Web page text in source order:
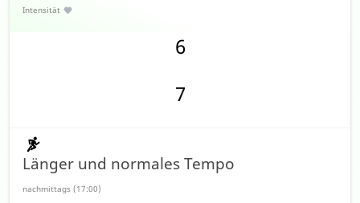
Intensität
6
7
Länger und normales Tempo
nachmittags (17:00)